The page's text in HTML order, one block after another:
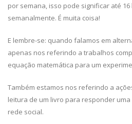
por semana, isso pode significar até
semanalmente. É muita coisa!
E lembre-se: quando falamos em
apenas nos referindo a trabalhos
equação matemática para um
Também estamos nos referindo a
leitura de um livro para responder
rede social.